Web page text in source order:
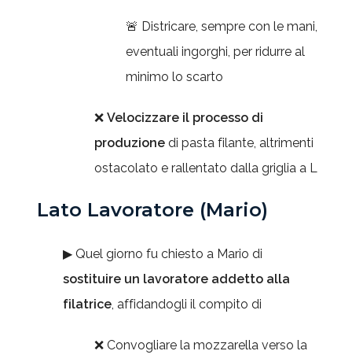
🚨 Districare, sempre con le mani,
eventuali ingorghi, per ridurre al
minimo lo scarto
❌ Velocizzare il processo di
produzione di pasta filante, altrimenti
ostacolato e rallentato dalla griglia a L
Lato Lavoratore (Mario)
▶ Quel giorno fu chiesto a Mario di
sostituire un lavoratore addetto alla
filatrice, affidandogli il compito di
❌ Convogliare la mozzarella verso la